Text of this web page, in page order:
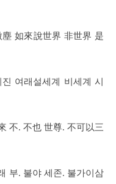
如來說世界 非世界 是
여래설세계 비세계 시
不. 不也 世尊. 不可以三
부. 불야 세존. 불가이삼